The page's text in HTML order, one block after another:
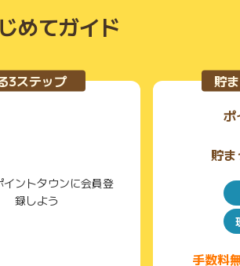
めてガイド
3ステップ
イントタウンに会員登
録しよう
貯
ポ
貯ま
手数料